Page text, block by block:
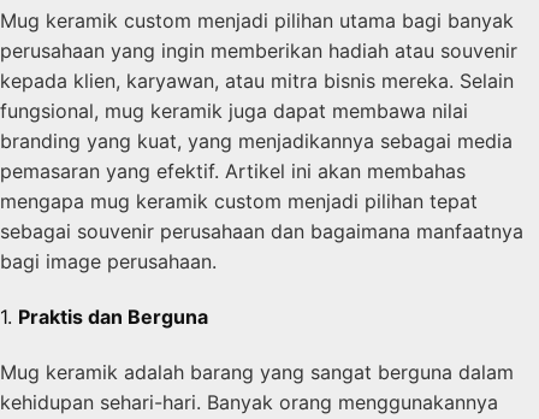
Mug keramik custom menjadi pilihan utama bagi banyak
perusahaan yang ingin memberikan hadiah atau souvenir
kepada klien, karyawan, atau mitra bisnis mereka. Selain
fungsional, mug keramik juga dapat membawa nilai
branding yang kuat, yang menjadikannya sebagai media
pemasaran yang efektif. Artikel ini akan membahas
mengapa mug keramik custom menjadi pilihan tepat
sebagai souvenir perusahaan dan bagaimana manfaatnya
bagi image perusahaan.
1. Praktis dan Berguna
Mug keramik adalah barang yang sangat berguna dalam
kehidupan sehari-hari. Banyak orang menggunakannya